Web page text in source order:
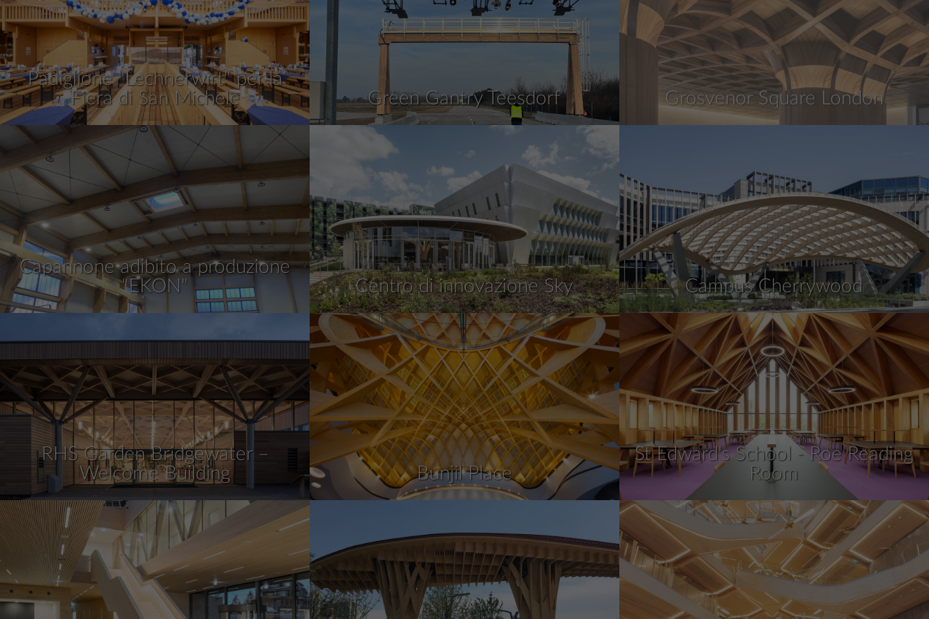
Padiglione "Lechnerwirt" per la
Fiera di San Michele
Green Gantry Teesdorf Grosvenor Square London
Capannone adibito a produzione
"EKON"
Centro di innovazione Sky Campus Cherrywood
RHS Garden Bridgewater –
Welcome Building
Bunjil Place
St Edward's School - Roe Reading
Room